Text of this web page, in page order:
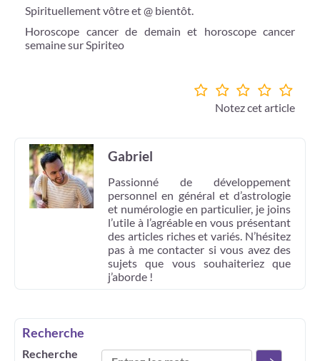
Spirituellement vôtre et @ bientôt.
Horoscope cancer de demain et horoscope cancer
semaine sur Spiriteo
Notez cet article
Gabriel
Passionné de développement
personnel en général et d’astrologie
et numérologie en particulier, je joins
l’utile à l’agréable en vous présentant
des articles riches et variés. N’hésitez
pas à me contacter si vous avez des
sujets que vous souhaiteriez que
j’aborde !
Recherche
Recherche